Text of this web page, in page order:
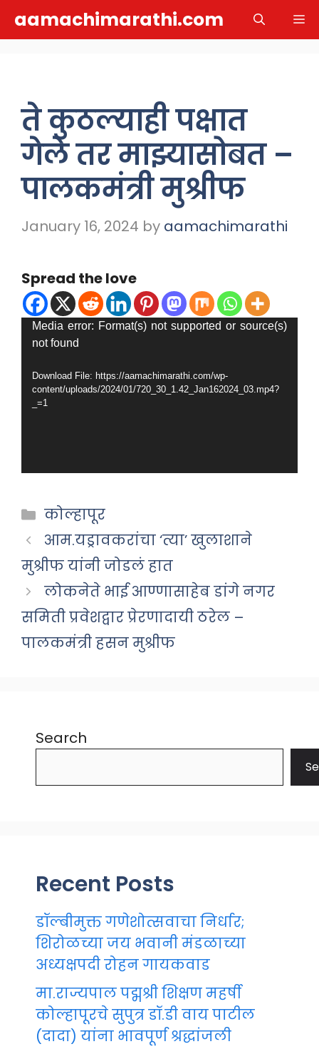
aamachimarathi.com
ते कुठल्याही पक्षात
गेले तर माझ्यासोबत –
पालकमंत्री मुश्रीफ
January 16, 2024 by aamachimarathi
Spread the love
Video
Player
Media error: Format(s) not supported or source(s)
not found
Download File: https://aamachimarathi.com/wp-
content/uploads/2024/01/720_30_1.42_Jan162024_03.mp4?
_=1
Categories
कोल्हापूर
आम.यड्रावकरांचा ‘त्या’ खुलाशाने
मुश्रीफ यांनी जोडलं हात
लोकनेते भाई आण्णासाहेब डांगे नगर
समिती प्रवेशद्वार प्रेरणादायी ठरेल –
पालकमंत्री हसन मुश्रीफ
Search
Recent Posts
डॉल्बीमुक्त गणेशोत्सवाचा निर्धार;
शिरोळच्या जय भवानी मंडळाच्या
अध्यक्षपदी रोहन गायकवाड
मा.राज्यपाल पद्मश्री शिक्षण महर्षी
कोल्हापूरचे सुपुत्र डॉ.डी वाय पाटील
(दादा) यांना भावपूर्ण श्रद्धांजली